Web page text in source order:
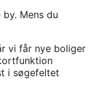
Mens du
vi får nye boliger
i søgefeltet